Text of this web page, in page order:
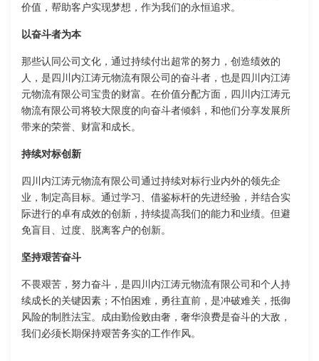
价值，帮助客户实现梦想，作为我们的永恒追求。
以奋斗者为本
那些认同公司文化，通过持续付出超常的努力，创造绩效的
人，是四川内江涛元物流有限公司的奋斗者，也是四川内江涛
元物流有限公司宝贵的财富。在价值分配方面，四川内江涛元
物流有限公司将较大限度的向奋斗者倾斜，和他们分享发展所
带来的荣誉、财富和成长。
持续对标创新
四川内江涛元物流有限公司通过持续对标行业内外的领先企
业，制定高目标。通过学习、借鉴标杆的先进经验，并结合实
际进行的卓有成效的创新，持续提高我们的能力和业绩。但避
免盲目、过度、脱离客户的创新。
坚持艰苦奋斗
不畏艰苦，努力奋斗，是四川内江涛元物流有限公司和个人持
续成长的关键因素；不怕困难，勇往直前，是冲破难关，抵御
风险的制胜法宝。成由勤俭败由奢，奢华浪费是奋斗的大敌，
我们必须长期保持艰苦务实的工作作风。